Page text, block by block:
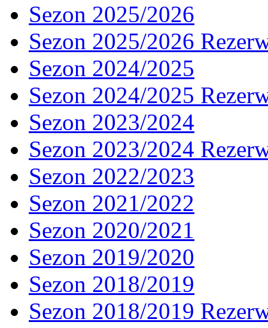
Sezon 2025/2026
Sezon 2025/2026
Sezon 2024/2025
Sezon 2024/2025
Sezon 2023/2024
Sezon 2023/2024
Sezon 2022/2023
Sezon 2021/2022
Sezon 2020/2021
Sezon 2019/2020
Sezon 2018/2019
Sezon 2018/2019